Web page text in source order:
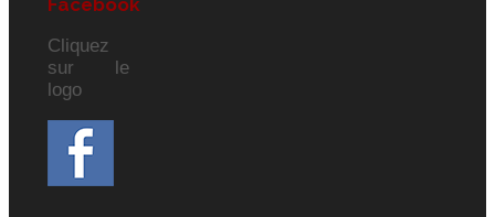
Facebook
Cliquez
sur le
logo